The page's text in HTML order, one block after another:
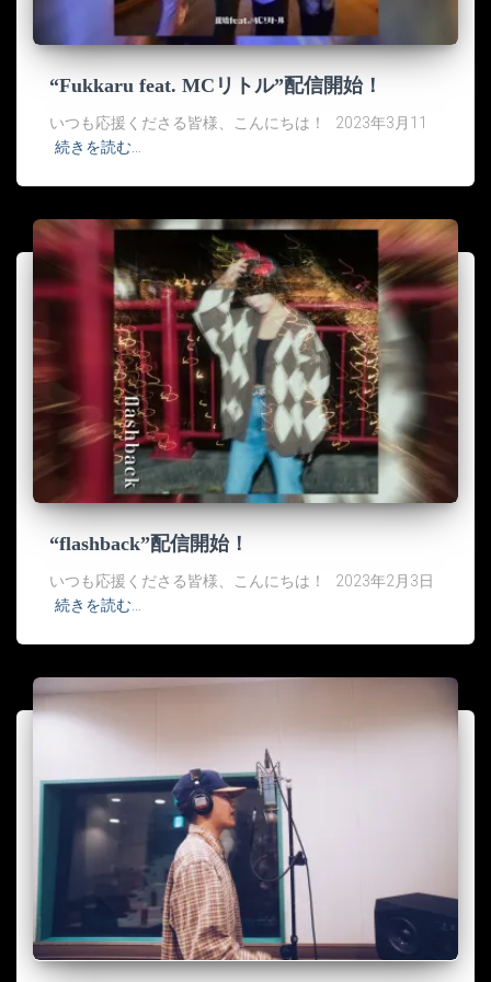
“Fukkaru feat. MCリトル”配信開始！
いつも応援くださる皆様、こんにちは！ 2023年3月11
続きを読む…
“flashback”配信開始！
いつも応援くださる皆様、こんにちは！ 2023年2月3日
続きを読む…